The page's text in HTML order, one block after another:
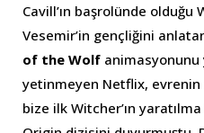
Cavill’ın başrolünde
Vesemir’in gençliğini
of the Wolf animasyonunu
yetinmeyen Netflix,
bize ilk Witcher’ın